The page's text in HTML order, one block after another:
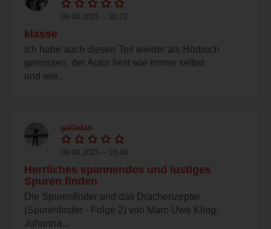
09.04.2025 – 20:22
klasse
Ich habe auch diesen Teil wieder als Hörbuch
genossen, der Autor liest wie immer selbst
und wie...
galladan
09.04.2025 – 10:48
Herrliches spannendes und lustiges
Spuren finden
Die Spurenfinder und das Drachenzepter
(Spurenfinder - Folge 2) von Marc-Uwe Kling,
Johanna...